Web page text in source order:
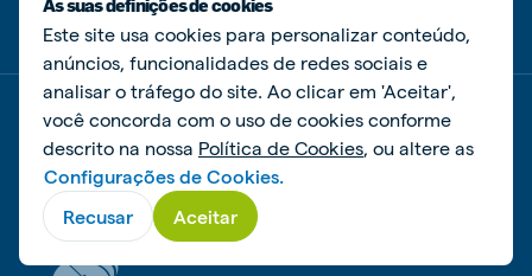
Política de privacidadePolítica de cookies
Livro de Reclamações Gerir cookies
© De Heus Nutrição Animal
As suas definições de cookies
Este site usa cookies para personalizar conteúdo,
anúncios, funcionalidades de redes sociais e
analisar o tráfego do site. Ao clicar em 'Aceitar',
você concorda com o uso de cookies conforme
descrito na nossa Política de Cookies, ou altere as
Configurações de Cookies.
Recusar
Aceitar